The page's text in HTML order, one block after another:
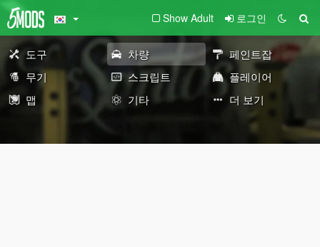
Show Adult 로그인
도구 차량
페인트잡
무기
스크립트
플레이어
맵
기타 더 보기